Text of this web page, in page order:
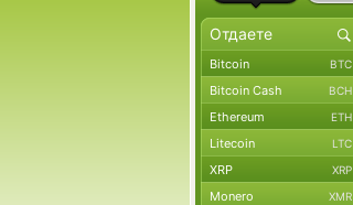
Bitcoin BTC
Bitcoin Cash BCH
Ethereum ETH
Litecoin LTC
XRP XRP
Monero XMR